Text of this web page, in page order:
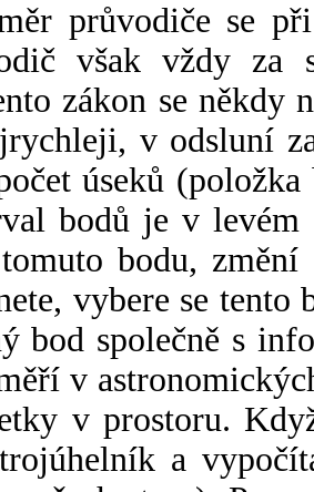
průvodiče se
však vždy za
zákon se někdy
v odsluní
úseků
bodů je v
bodu,
vybere se tento
bod společně s
v
v prostoru.
a